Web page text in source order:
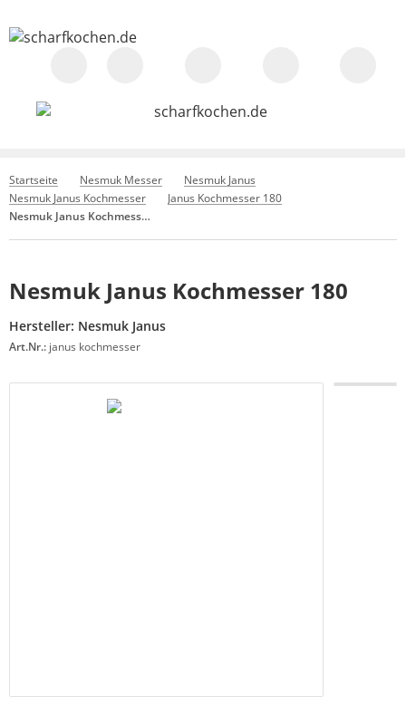
Startseite Nesmuk Messer
Nesmuk Janus
Nesmuk Janus Kochmesser
Janus Kochmesser 180
Nesmuk Janus Kochmesser 180
Nesmuk Janus Kochmesser 180
Hersteller: Nesmuk Janus
Art.Nr.: janus kochmesser